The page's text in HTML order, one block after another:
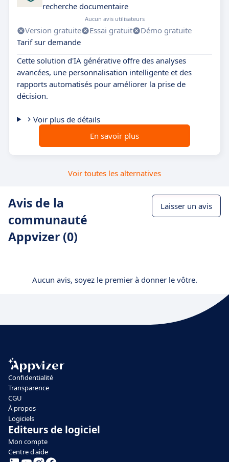
recherche documentaire
Aucun avis utilisateurs
Version gratuite Essai gratuit
Démo gratuite
Tarif sur demande
Cette solution d'IA générative offre des analyses
avancées, une personnalisation intelligente et des
rapports automatisés pour améliorer la prise de
décision.
Voir plus de détails
En savoir plus
Voir toutes les alternatives
Avis de la
communauté
Appvizer (0)
Laisser un avis
Aucun avis, soyez le premier à donner le vôtre.
Confidentialité
Transparence
CGU
À propos
Logiciels
Editeurs de logiciel
Mon compte
Centre d'aide